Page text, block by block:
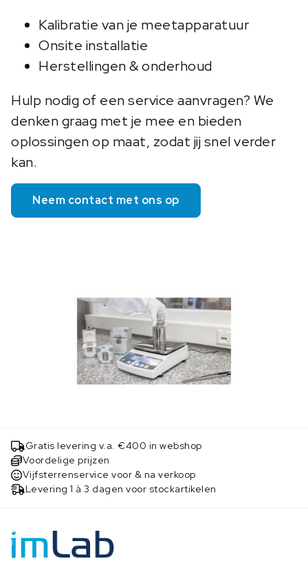
Kalibratie van je meetapparatuur
Onsite installatie
Herstellingen & onderhoud
Hulp nodig of een service aanvragen? We
denken graag met je mee en bieden
oplossingen op maat, zodat jij snel verder
kan.
Neem contact met ons op
Gratis levering v.a. €400 in webshop
Voordelige prijzen
Vijfsterrenservice voor & na verkoop
Levering 1 à 3 dagen voor stockartikelen